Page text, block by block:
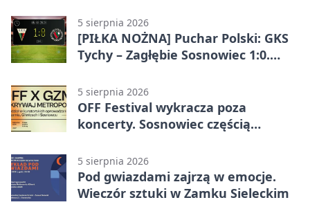
5 sierpnia 2026
[PIŁKA NOŻNA] Puchar Polski: GKS
Tychy – Zagłębie Sosnowiec 1:0.
przed przerwą
5 sierpnia 2026
OFF Festival wykracza poza
koncerty. Sosnowiec częścią
5 sierpnia 2026
Pod gwiazdami zajrzą w emocje.
Wieczór sztuki w Zamku Sieleckim